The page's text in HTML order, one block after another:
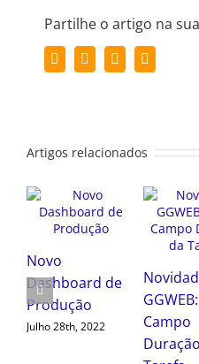
Partilhe o artigo na
Facebook
Twitter LinkedIn
Artigos relacionados
Novidade
GGWEB:
Dashboard de
Novo
Julho 28th,